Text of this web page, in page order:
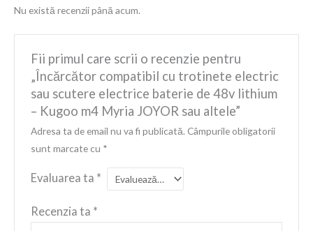
Nu există recenzii până acum.
Fii primul care scrii o recenzie pentru
„Încărcător compatibil cu trotinete electric
sau scutere electrice baterie de 48v lithium
– Kugoo m4 Myria JOYOR sau altele”
Adresa ta de email nu va fi publicată. Câmpurile obligatorii
sunt marcate cu *
Evaluarea ta *
Recenzia ta *